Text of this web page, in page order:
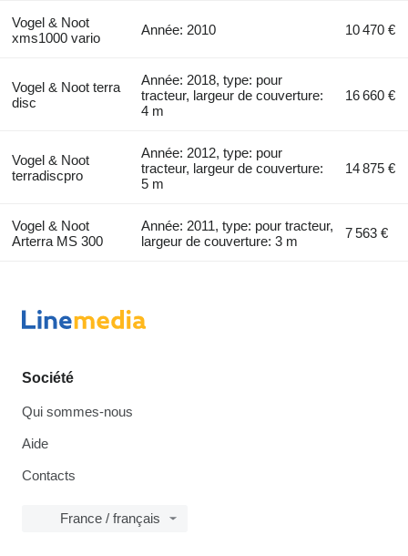
Vogel & Noot
xms1000 vario
Année: 2010 10 470 €
Vogel & Noot terra
disc
Année: 2018, type: pour
tracteur, largeur de couverture:
4 m
16 660 €
Vogel & Noot
terradiscpro
Année: 2012, type: pour
tracteur, largeur de couverture:
5 m
14 875 €
Vogel & Noot
Arterra MS 300
Année: 2011, type: pour tracteur,
largeur de couverture: 3 m
7 563 €
Société
Qui sommes-nous
Aide
Contacts
France / français